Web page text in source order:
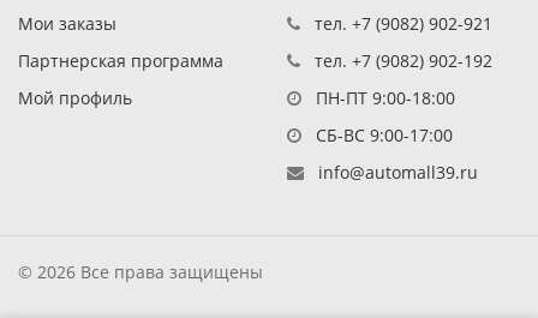
Мои заказы
Партнерская программа
Мой профиль
тел. +7 (9082) 902-921
тел. +7 (9082) 902-192
ПН-ПТ 9:00-18:00
СБ-ВС 9:00-17:00
info@automall39.ru
© 2026 Все права защищены